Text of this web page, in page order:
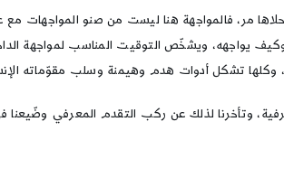
مر، فالمواجهة هنا ليست من صنو المواجهات
يواجهه، ويشخّص التوقيت المناسب لمواجهة
تشكل أدوات هدم وهيمنة وسلب مقوّماته
وتأخرنا لذلك عن ركب التقدم المعرفي وضّيعنا